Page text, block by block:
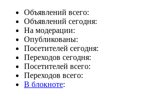
Объявлений всего:
Объявлений сегодня:
На модерации:
Опубликованы:
Посетителей сегодня:
Переходов сегодня:
Посетителей всего:
Переходов всего:
В блокноте: